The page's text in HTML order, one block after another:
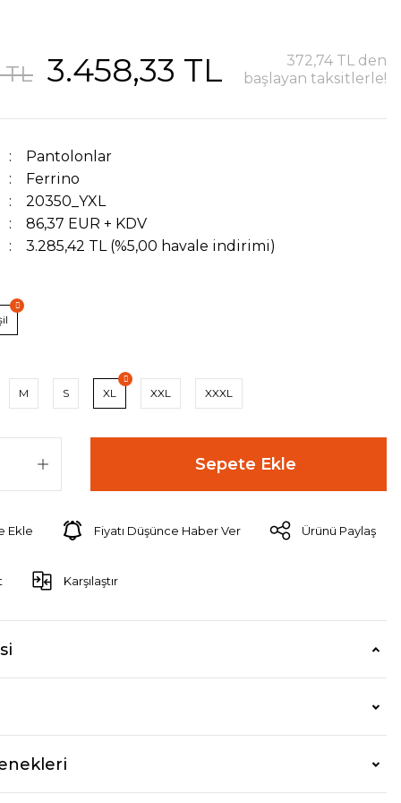
TL 3.458,33 TL
372,74 TL den
başlayan taksitlerle!
Pantolonlar
Ferrino
20350_YXL
86,37 EUR + KDV
3.285,42 TL (%5,00 havale indirimi)
M S XL XXL XXXL
Sepete Ekle
Fiyatı Düşünce Haber Ver Ürünü Paylaş
Karşılaştır